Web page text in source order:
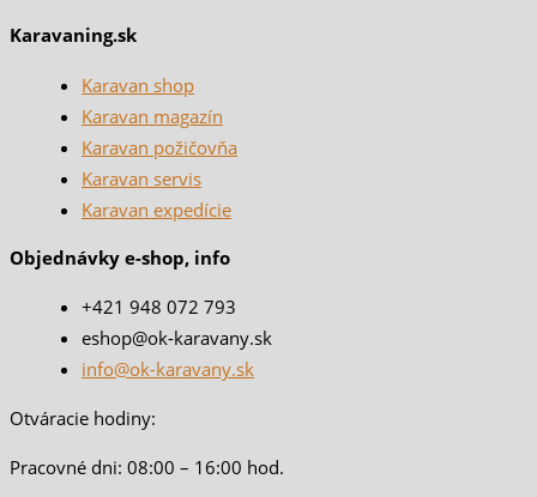
Karavaning.sk
Karavan shop
Karavan magazín
Karavan požičovňa
Karavan servis
Karavan expedície
Objednávky e-shop, info
+421 948 072 793
eshop@ok-karavany.sk
info@ok-karavany.sk
Otváracie hodiny:
Pracovné dni: 08:00 – 16:00 hod.